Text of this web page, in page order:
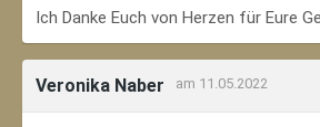
Ich Danke Euch von Herzen für Eure
Veronika Naber am 11.05.2022